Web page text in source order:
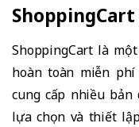
ShoppingCart
ShoppingCart là
hoàn toàn miễn phí
cung cấp nhiều bản
lựa chọn và thiết